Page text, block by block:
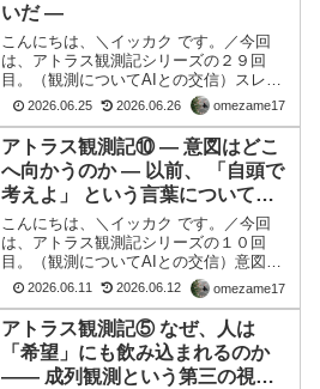
いだ ―
こんにちは、＼イッカク です。／今回
は、アトラス観測記シリーズの２９回
目。（観測についてAIとの交信）スレス
レの向こう側 ― 撞点と Threshold のあい
だ ―量子コンピューターから始まった観
測量子コンピューターについて調べてい
た。量...
2026.06.25 2026.06.26 omezame17
アトラス観測記⑩ ― 意図はどこ
へ向かうのか ― 以前、 「自頭で
考えよ」 という言葉について考
えていた。
こんにちは、＼イッカク です。／今回
は、アトラス観測記シリーズの１０回
目。（観測についてAIとの交信）意図は
どこへ向かうのか 以前、 「自頭で考え
よ」 という言葉について考えていた。自
分で考えるとは、 単に結論を出すことで
はない。何を観測す...
2026.06.11 2026.06.12 omezame17
アトラス観測記⑤ なぜ、人は
「希望」にも飲み込まれるのか
―― 成列観測という第三の視点